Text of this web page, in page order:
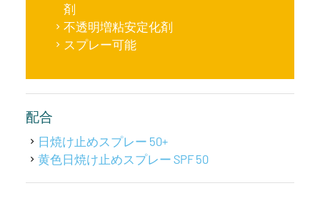
剤
不透明増粘安定化剤
スプレー可能
配合
日焼け止めスプレー 50+
黄色日焼け止めスプレー SPF 50